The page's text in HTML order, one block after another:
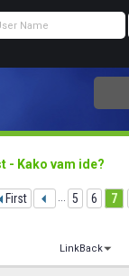
- Kako vam ide?
First ... 5 6 7
LinkBack